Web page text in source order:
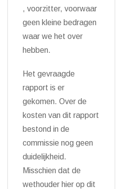
, voorzitter, voorwaar
geen kleine bedragen
waar we het over
hebben.
Het gevraagde
rapport is er
gekomen. Over de
kosten van dit rapport
bestond in de
commissie nog geen
duidelijkheid.
Misschien dat de
wethouder hier op dit